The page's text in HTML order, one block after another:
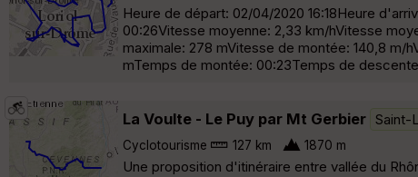
Heure de départ: 02/04/2020 16:18Heure
00:26Vitesse moyenne: 2,33 km/hVitesse
maximale: 278 mVitesse de montée: 140,8
mTemps de montée: 00:23Temps de
La Voulte - Le Puy par Mt Gerbier Saint-
Cyclotourisme 127 km 1870 m
Une proposition d'itinéraire entre vallée du